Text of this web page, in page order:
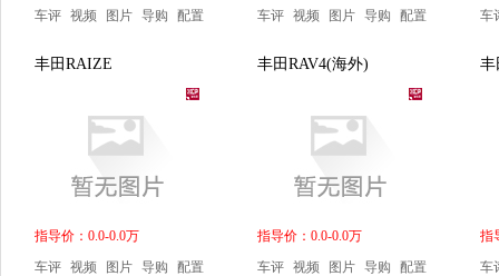
车评 视频 图片 导购 配置
车评 视频 图片 导购 配置
车
丰田RAIZE
指导价：0.0-0.0万
车评 视频 图片 导购 配置
丰田RAV4(海外)
指导价：0.0-0.0万
车评 视频 图片 导购 配置
丰
指
车